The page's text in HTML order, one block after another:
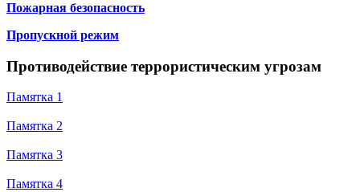
Пожарная безопасность
Пропускной режим
Противодействие террористическим угрозам
Памятка 1
Памятка 2
Памятка 3
Памятка 4